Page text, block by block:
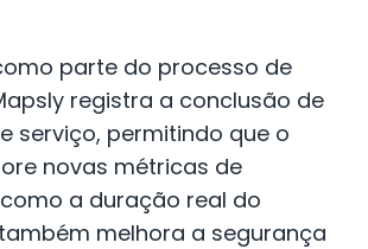
parte do processo de
registra a conclusão de
serviço, permitindo que o
novas métricas de
a duração real do
melhora a segurança